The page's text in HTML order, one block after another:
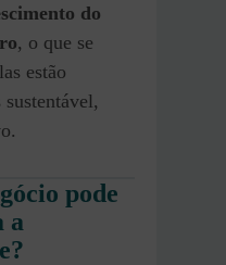
do
, o que se
estão
pode
a